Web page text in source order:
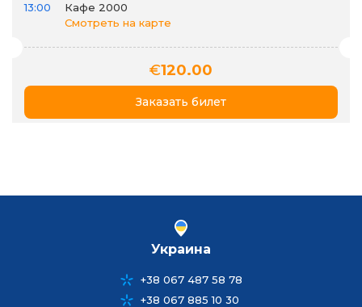
13:00
Кафе 2000
Смотреть на карте
€120.00
Заказать билет
Украина
+38 067 487 58 78
+38 067 885 10 30